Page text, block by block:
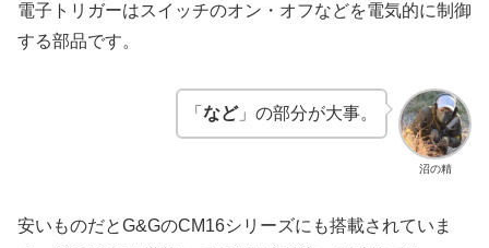
電子トリガーはスイッチのオン・オフなどを電気的に制御
する部品です。
沼の精
「など」の部分が大事。
安いものだとG&GのCM16シリーズにも搭載されていま